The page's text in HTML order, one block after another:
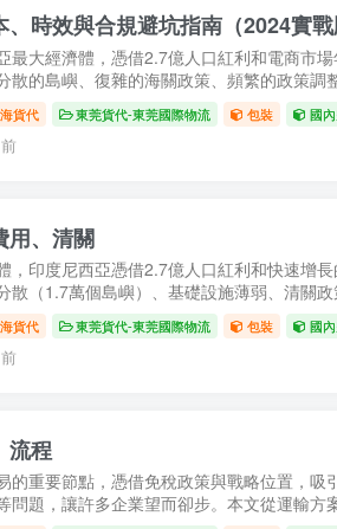
時效與合規避坑指南（2024實戰
最大經濟體，憑借2.7億人口紅利和電商市
散的島嶼、復雜的海關政策、頻繁的政策調
海貨代 東莞貨代-東莞國際物流 包裝 國
用、清關
，印度尼西亞憑借2.7億人口紅利和快速增
散（1.7萬個島嶼）、基礎設施薄弱、清關
海貨代 東莞貨代-東莞國際物流 包裝 國
流程
的重要節點，憑借免稅政策與戰略位置，
問題，讓許多企業望而卻步。本文從運輸方